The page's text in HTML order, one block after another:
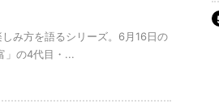
み方を語るシリーズ。6月16日の
」の4代目・...